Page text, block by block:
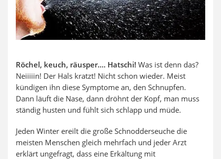
Beheizbare Handschuhe
Röchel, keuch, räusper.... Hatschi! Was ist denn das?
Neiiiiin! Der Hals kratzt! Nicht schon wieder. Meist
kündigen ihn diese Symptome an, den Schnupfen.
Dann läuft die Nase, dann dröhnt der Kopf, man muss
ständig husten und fühlt sich schlapp und müde.
Jeden Winter ereilt die große Schnodderseuche die
meisten Menschen gleich mehrfach und jeder Arzt
erklärt ungefragt, dass eine Erkältung mit